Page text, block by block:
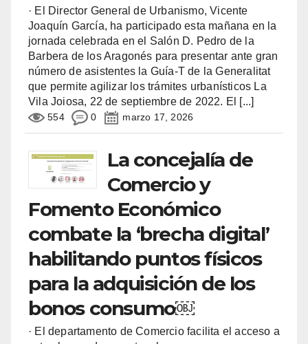
· El Director General de Urbanismo, Vicente
Joaquín García, ha participado esta mañana en la
jornada celebrada en el Salón D. Pedro de la
Barbera de los Aragonés para presentar ante gran
número de asistentes la Guía-T de la Generalitat
que permite agilizar los trámites urbanísticos La
Vila Joiosa, 22 de septiembre de 2022. El [...]
554 0 marzo 17, 2026
La concejalía de
Comercio y
Fomento Económico
combate la ‘brecha digital’
habilitando puntos físicos
para la adquisición de los
bonos consumo￼
· El departamento de Comercio facilita el acceso a